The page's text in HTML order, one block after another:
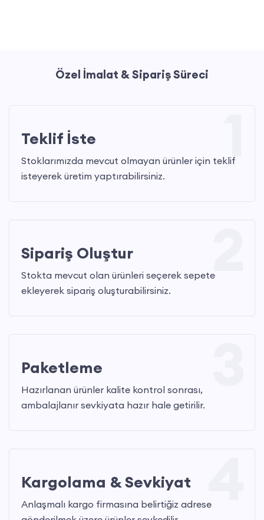
Özel İmalat & Sipariş Süreci
Teklif İste
Stoklarımızda mevcut olmayan ürünler için teklif
isteyerek üretim yaptırabilirsiniz.
Sipariş Oluştur
Stokta mevcut olan ürünleri seçerek sepete
ekleyerek sipariş oluşturabilirsiniz.
Paketleme
Hazırlanan ürünler kalite kontrol sonrası,
ambalajlanır sevkiyata hazır hale getirilir.
Kargolama & Sevkiyat
Anlaşmalı kargo firmasına belirtiğiz adrese